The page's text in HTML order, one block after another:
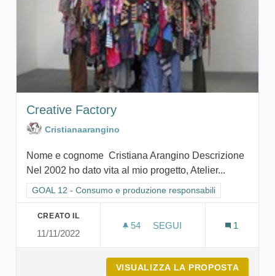
Creative Factory
Cristianaarangino
Nome e cognome Cristiana Arangino Descrizione
Nel 2002 ho dato vita al mio progetto, Atelier...
Filtra i risultati per categoria: GOAL 12 - Consumo e
GOAL 12 - Consumo e produzione responsabili
CREATO IL
11/11/2022
54 54 SOSTENITORI
SEGUI
1
VISUALIZZA LA PROPOSTA